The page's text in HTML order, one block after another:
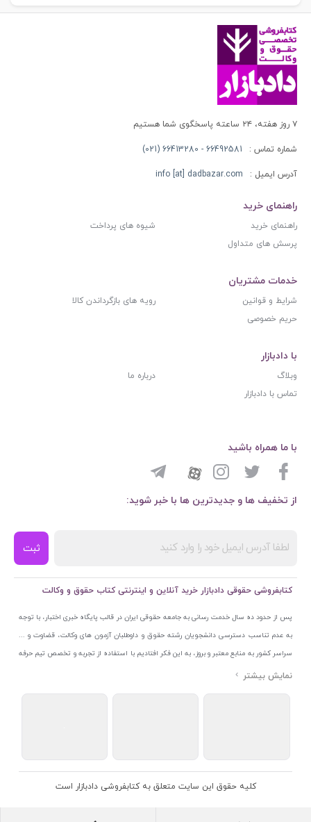
۷ روز هفته، ۲۴ ساعته پاسخگوی شما هستیم
شماره تماس : 66492581 - 66413280 (021)
آدرس ایمیل : info [at] dadbazar.com
راهنمای خرید
راهنمای خرید
شیوه های پرداخت
پرسش های متداول
خدمات مشتریان
شرایط و قوانین
رویه های بازگرداندن کالا
حریم خصوصی
با دادبازار
وبلاگ
درباره ما
تماس با دادبازار
از تخفیف ها و جدیدترین ها با خبر شوید:
ثبت
با ما همراه باشید
کتابفروشی حقوقی دادبازار خرید آنلاین و اینترنتی کتاب حقوق و وکالت
پس از حدود ده سال خدمت رسانی به جامعه حقوقی ایران در قالب پایگاه خبری اختبار، با توجه
به عدم تناسب دسترسی دانشجویان رشته حقوق و داوطلبان آزمون های وکالت، قضاوت و ...
سراسر کشور به منابع معتبر و بروز، به این فکر افتادیم با استفاده از تجربه و تخصص تیم حرفه
ای اختبار خدمتی جدید به جامعه حقوقی ایران ارائه کنیم. به این منظور با راه اندازی و تجهیز
اتحادیه ناشران و کتابفروشان تهران به منظور ارائه مطمئن ترین خدمات مجموعه بسیار کامل و
معتبری از کتاب های حقوقی را به علاقمندان عرضه کرده ایم. علاوه بر این با بهره گیری از فناوری
کلیه حقوق این سایت متعلق به کتابفروشی دادبازار است